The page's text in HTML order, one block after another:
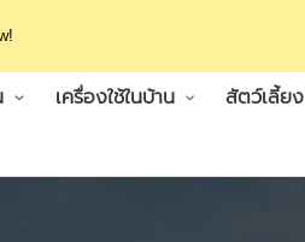
เครื่องใช้ในบ้าน สัตว์เลี้ยง